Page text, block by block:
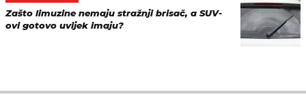
Zašto limuzine nemaju stražnji brisač, a SUV-
ovi gotovo uvijek imaju?